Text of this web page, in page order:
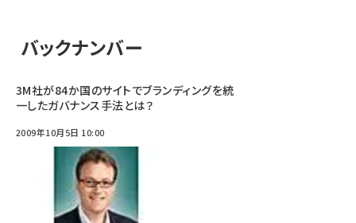
バックナンバー
3M社が84か国のサイトでブランディングを統
一したガバナンス手法とは？
2009年10月5日 10:00